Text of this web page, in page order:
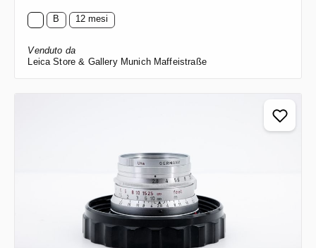
B 12 mesi
Venduto da
Leica Store & Gallery Munich Maffeistraße